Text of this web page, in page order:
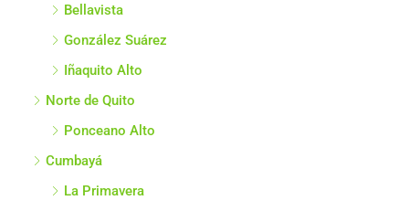
Bellavista
González Suárez
Iñaquito Alto
Norte de Quito
Ponceano Alto
Cumbayá
La Primavera